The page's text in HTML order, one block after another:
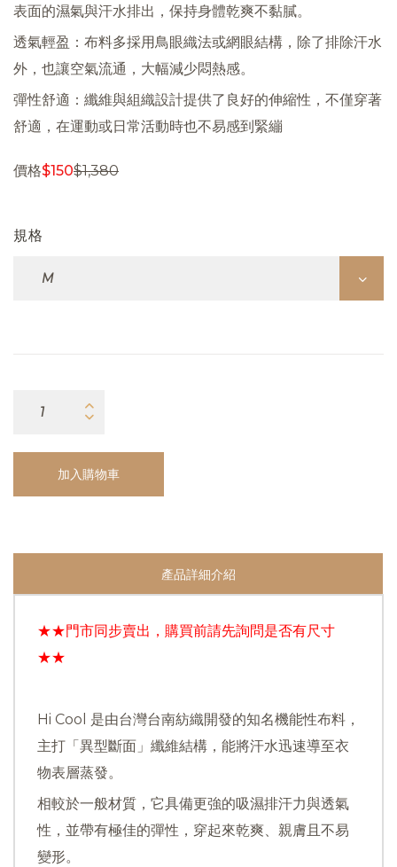
表面的濕氣與汗水排出，保持身體乾爽不黏膩。
透氣輕盈：布料多採用鳥眼織法或網眼結構，除了排除汗水
外，也讓空氣流通，大幅減少悶熱感。
彈性舒適：纖維與組織設計提供了良好的伸縮性，不僅穿著
舒適，在運動或日常活動時也不易感到緊繃
價格$150$1,380
規格
加入購物車
產品詳細介紹
★★門市同步賣出，購買前請先詢問是否有尺寸
★★
Hi Cool 是由台灣台南紡織開發的知名機能性布料，
主打「異型斷面」纖維結構，能將汗水迅速導至衣
物表層蒸發。
相較於一般材質，它具備更強的吸濕排汗力與透氣
性，並帶有極佳的彈性，穿起來乾爽、親膚且不易
變形。